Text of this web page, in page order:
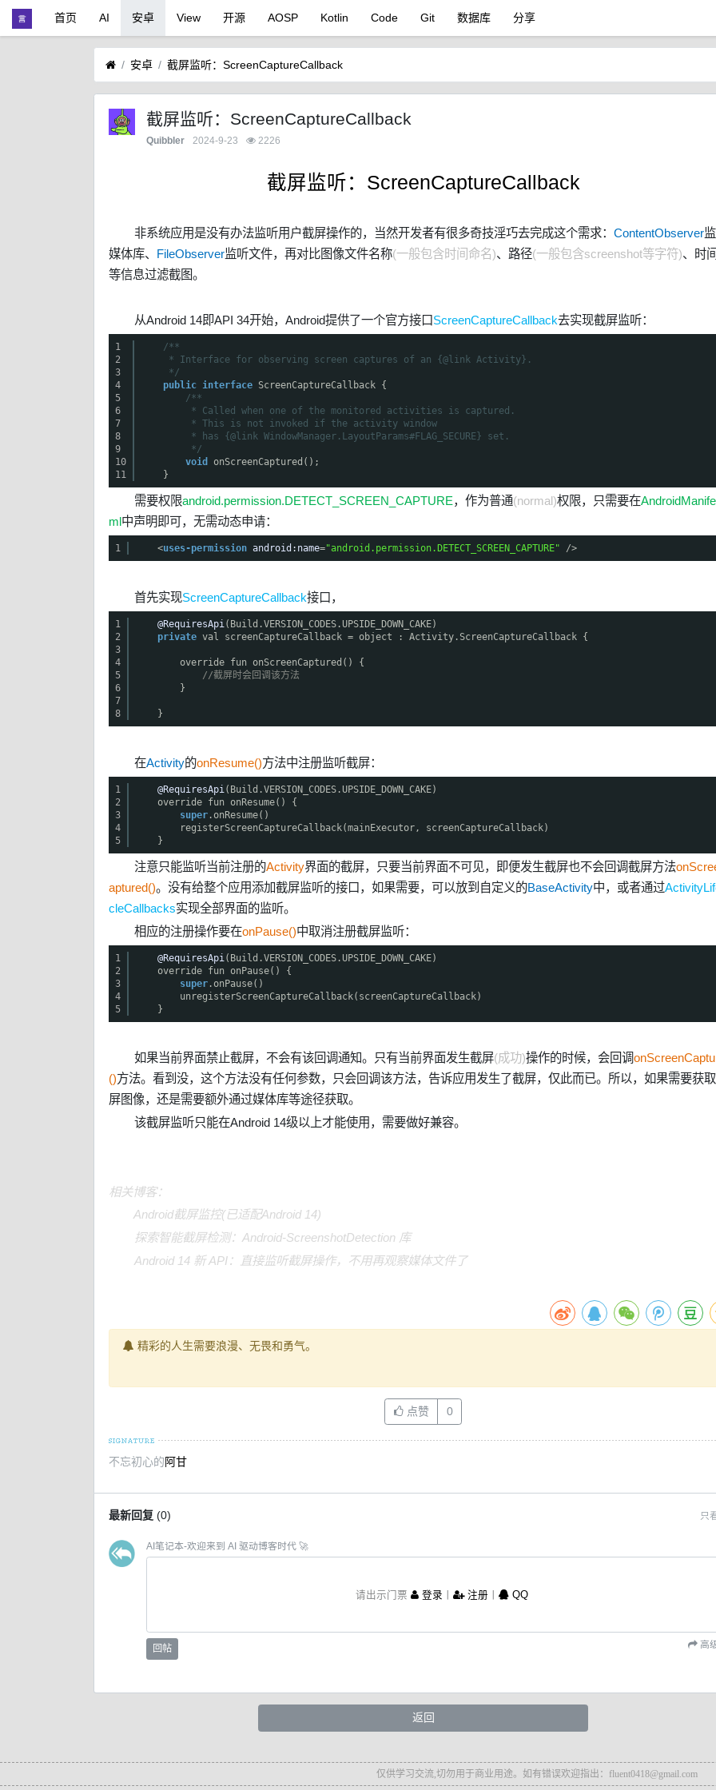
首页 AI 安卓 View 开源 AOSP Kotlin Code Git 数据库 分享
安卓 截屏监听：ScreenCaptureCallback
截屏监听：ScreenCaptureCallback
Quibbler 2024-9-23 2226
截屏监听：ScreenCaptureCallback
非系统应用是没有办法监听用户截屏操作的，当然开发者有很多奇技淫巧去完成这个需求： ContentObserver
媒体库、 FileObserver监听文件，再对比图像文件名称(一般包含时间命名)、路径(一般包含screenshot等字符)、时
等信息过滤截图。
从Android 14即API 34开始，Android提供了一个官方接口ScreenCaptureCallback去实现截屏监听：
1
2
3
4
5
6
7
8
9
10
11
/**
* Interface for observing screen captures of an {@link Activity}.
*/
public interface
ScreenCaptureCallback {
/**
* Called when one of the monitored activities is captured.
* This is not invoked if the activity window
* has {@link WindowManager.LayoutParams#FLAG_SECURE} set.
*/
void
onScreenCaptured();
}
需要权限android.permission.DETECT_SCREEN_CAPTURE，作为普通(normal)权限，只需要在
ml中声明即可，无需动态申请：
1 <uses-permission android:name="android.permission.DETECT_SCREEN_CAPTURE" />
首先实现ScreenCaptureCallback接口，
1
2
3
4
5
6
7
8
@RequiresApi(Build.VERSION_CODES.UPSIDE_DOWN_CAKE)
private val screenCaptureCallback = object : Activity.ScreenCaptureCallback {
override fun onScreenCaptured() {
//截屏时会回调该方法
}
}
在Activity的onResume()方法中注册监听截屏：
1
2
3
4
5
@RequiresApi(Build.VERSION_CODES.UPSIDE_DOWN_CAKE)
override fun onResume() {
super.onResume()
registerScreenCaptureCallback(mainExecutor, screenCaptureCallback)
}
注意只能监听当前注册的Activity界面的截屏，只要当前界面不可见，即便发生截屏也不会回调截屏方法
aptured()。没有给整个应用添加截屏监听的接口，如果需要，可以放到自定义的BaseActivity中，或者通过
cleCallbacks实现全部界面的监听。
相应的注册操作要在onPause()中取消注册截屏监听：
1
2
3
4
5
@RequiresApi (Build.VERSION_CODES.UPSIDE_DOWN_CAKE)
override fun onPause() {
super.onPause()
unregisterScreenCaptureCallback(screenCaptureCallback)
}
如果当前界面禁止截屏，不会有该回调通知。只有当前界面发生截屏(成功)操作的时候，会回调
()方法。看到没，这个方法没有任何参数，只会回调该方法，告诉应用发生了截屏，仅此而已。所以，如果需要获
屏图像，还是需要额外通过媒体库等途径获取。
该截屏监听只能在Android 14级以上才能使用，需要做好兼容。
相关博客：
Android截屏监控(已适配Android 14)
探索智能截屏检测：Android-ScreenshotDetection 库
Android 14 新 API：直接监听截屏操作，不用再观察媒体文件了
精彩的人生需要浪漫、无畏和勇气。
点赞 0
不忘初心的阿甘
最新回复(0) 只
AI笔记本-欢迎来到 AI 驱动博客时代 🚀
请出示门票 登录 丨 注册 丨 QQ
回帖 高
返回
仅供学习交流,切勿用于商业用途。如有错误欢迎指出：fluent0418@gmail.com